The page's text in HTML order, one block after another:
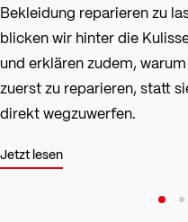
Bekleidung reparieren zu
blicken wir hinter die
und erklären zudem,
zuerst zu reparieren, statt
direkt wegzuwerfen.
Jetzt lesen